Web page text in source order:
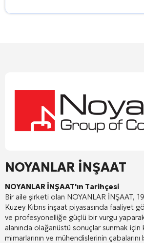
NOYANLAR İNŞAAT
NOYANLAR İNŞAAT'ın Tarihçesi
Bir aile şirketi olan NOYANLAR İNŞAAT,
Kuzey Kıbrıs inşaat piyasasında faaliyet
ve profesyonelliğe güçlü bir vurgu
alanında olağanüstü sonuçlar sunmak için
mimarlarının ve mühendislerinin